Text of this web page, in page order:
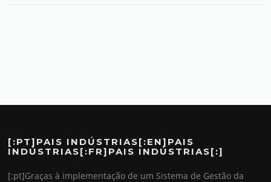
[:PT]PAIS INDÚSTRIAS[:EN]PAIS
INDÚSTRIAS[:FR]PAIS INDÚSTRIAS[:]
[:pt]Graças à implementação de um Sistema de Gestão da